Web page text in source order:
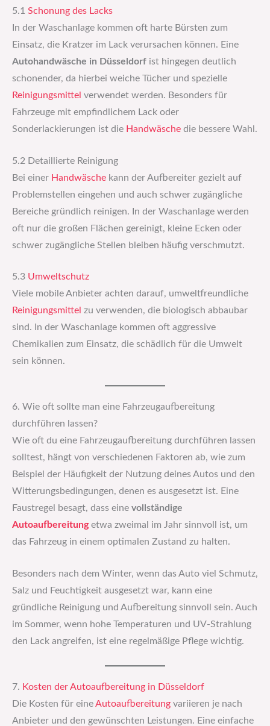
5.1 Schonung des Lacks
In der Waschanlage kommen oft harte Bürsten zum
Einsatz, die Kratzer im Lack verursachen können. Eine
Autohandwäsche in Düsseldorf ist hingegen deutlich
schonender, da hierbei weiche Tücher und spezielle
Reinigungsmittel verwendet werden. Besonders für
Fahrzeuge mit empfindlichem Lack oder
Sonderlackierungen ist die Handwäsche die bessere Wahl.
5.2 Detaillierte Reinigung
Bei einer Handwäsche kann der Aufbereiter gezielt auf
Problemstellen eingehen und auch schwer zugängliche
Bereiche gründlich reinigen. In der Waschanlage werden
oft nur die großen Flächen gereinigt, kleine Ecken oder
schwer zugängliche Stellen bleiben häufig verschmutzt.
5.3 Umweltschutz
Viele mobile Anbieter achten darauf, umweltfreundliche
Reinigungsmittel zu verwenden, die biologisch abbaubar
sind. In der Waschanlage kommen oft aggressive
Chemikalien zum Einsatz, die schädlich für die Umwelt
sein können.
6. Wie oft sollte man eine Fahrzeugaufbereitung
durchführen lassen?
Wie oft du eine Fahrzeugaufbereitung durchführen lassen
solltest, hängt von verschiedenen Faktoren ab, wie zum
Beispiel der Häufigkeit der Nutzung deines Autos und den
Witterungsbedingungen, denen es ausgesetzt ist. Eine
Faustregel besagt, dass eine vollständige
Autoaufbereitungetwa zweimal im Jahr sinnvoll ist, um
das Fahrzeug in einem optimalen Zustand zu halten.
Besonders nach dem Winter, wenn das Auto viel Schmutz,
Salz und Feuchtigkeit ausgesetzt war, kann eine
gründliche Reinigung und Aufbereitung sinnvoll sein. Auch
im Sommer, wenn hohe Temperaturen und UV-Strahlung
den Lack angreifen, ist eine regelmäßige Pflege wichtig.
7. Kosten der Autoaufbereitung in Düsseldorf
Die Kosten für eine Autoaufbereitung variieren je nach
Anbieter und den gewünschten Leistungen. Eine einfache